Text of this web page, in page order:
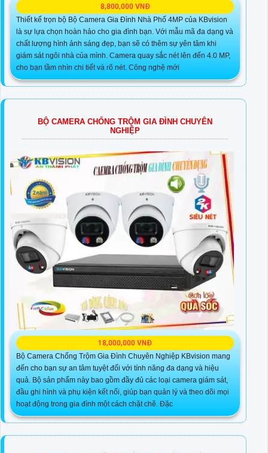
8,800,000 VNĐ
Thiết kế trọn bộ Bộ Camera Gia Đình Nhà Phố 4MP của KBvision
là sự lựa chọn hoàn hảo cho gia đình bạn. Với mẫu mã đa dạng và
chất lượng hình ảnh sáng đẹp, bạn sẽ có thêm sự yên tâm khi
giám sát ngôi nhà của mình. Camera quay sắc nét lên đến 4.0 MP,
cho bạn tầm nhìn chi tiết và rõ nét. Công nghệ mới
BỘ CAMERA CHỐNG TRỘM GIA ĐÌNH CHUYÊN
NGHIỆP
18,000,000 VNĐ
Bộ Camera Chống Trộm Gia Đình Chuyên Nghiệp KBvision mang
đến cho bạn sự an tâm tuyệt đối với tính năng đa dạng và hiệu
quả. Bộ sản phẩm này bao gồm đầy đủ các loại camera giám sát,
đầu ghi hình và phụ kiện kết nối, giúp bạn quản lý và theo dõi mọi
hoạt động trong gia đình một cách chặt chẽ. Đặc